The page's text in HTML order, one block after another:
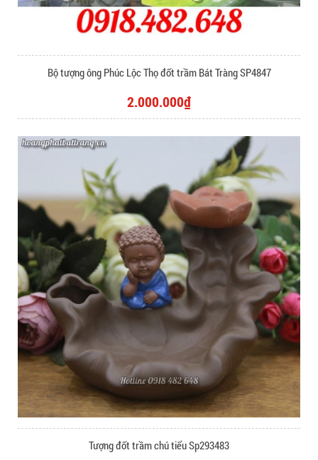
Bộ tượng ông Phúc Lộc Thọ đốt trầm Bát Tràng SP4847
2.000.000₫
Tượng đốt trầm chú tiểu Sp293483